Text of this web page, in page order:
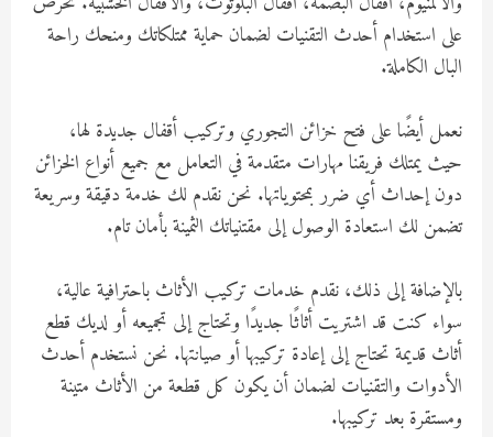
على استخدام أحدث التقنيات لضمان حماية ممتلكاتك ومنحك راحة
البال الكاملة.
نعمل أيضًا على فتح خزائن التجوري وتركيب أقفال جديدة لها،
حيث يمتلك فريقنا مهارات متقدمة في التعامل مع جميع أنواع الخزائن
دون إحداث أي ضرر بمحتوياتها. نحن نقدم لك خدمة دقيقة وسريعة
تضمن لك استعادة الوصول إلى مقتنياتك الثمينة بأمان تام.
بالإضافة إلى ذلك، نقدم خدمات تركيب الأثاث باحترافية عالية،
سواء كنت قد اشتريت أثاثًا جديدًا وتحتاج إلى تجميعه أو لديك قطع
أثاث قديمة تحتاج إلى إعادة تركيبها أو صيانتها. نحن نستخدم أحدث
الأدوات والتقنيات لضمان أن يكون كل قطعة من الأثاث متينة
ومستقرة بعد تركيبها.